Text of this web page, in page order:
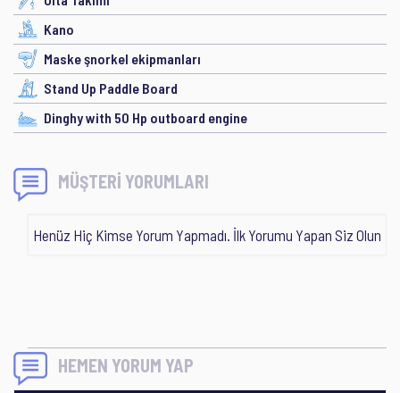
Kano
Maske şnorkel ekipmanları
Stand Up Paddle Board
Dinghy with 50 Hp outboard engine
MÜŞTERİ YORUMLARI
Henüz Hiç Kimse Yorum Yapmadı. İlk Yorumu Yapan Siz Olun
HEMEN YORUM YAP